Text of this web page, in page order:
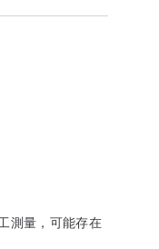
測量，可能存在